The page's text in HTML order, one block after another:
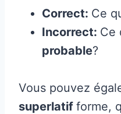
Correct: Ce
Incorrect: Ce
probable?
Vous pouvez
superlatif forme,